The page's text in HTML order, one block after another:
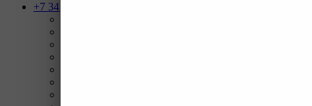
+7 343 247-83-62